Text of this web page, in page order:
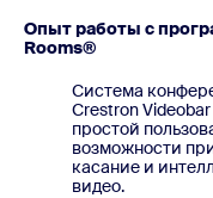
Опыт работы с
Rooms®
Система
Crestron
простой
возможности
касание и
видео.